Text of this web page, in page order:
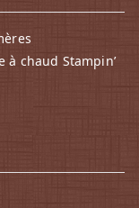
à chaud Stampin’